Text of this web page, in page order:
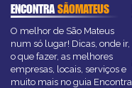
ENCONTRASÃOMATEUS
O melhor de São Mateus
num só lugar! Dicas, onde ir,
o que fazer, as melhores
empresas, locais, serviços e
muito mais no guia Encontra